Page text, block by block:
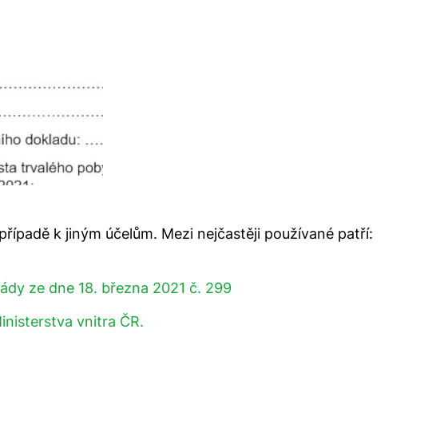
k jiným účelům. Mezi nejčastěji používané patří:
ze dne 18. března 2021 č. 299
vnitra ČR.